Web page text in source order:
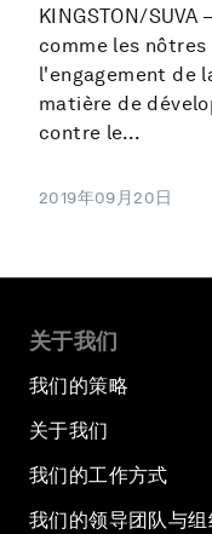
KINGSTON/
comme les
l'engagement de
matière de
contre le...
2019年09月20日
关于我们
我们的策略
关于我们
我们的工作方式
我们的领导团队与组